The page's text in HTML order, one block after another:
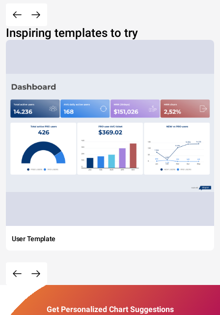
Inspiring templates to try
User Template
Get Personalized Chart Suggestions